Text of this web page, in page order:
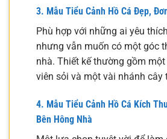
3. Mẫu Tiểu Cảnh Hồ Cá Đẹp,
Phù hợp với những ai yêu
nhưng vẫn muốn có một góc
nhà. Thiết kế thường gồm một
viên sỏi và một vài nhánh cây
4. Mẫu Tiểu Cảnh Hồ Cá Kích
Bên Hông Nhà